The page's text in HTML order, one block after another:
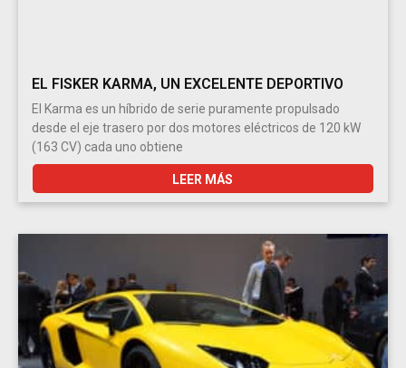
EL FISKER KARMA, UN EXCELENTE DEPORTIVO
El Karma es un híbrido de serie puramente propulsado
desde el eje trasero por dos motores eléctricos de 120 kW
(163 CV) cada uno obtiene
LEER MÁS